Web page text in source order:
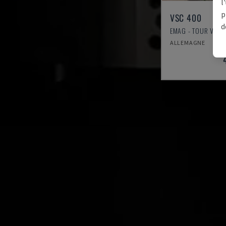
VSC 400
EMAG - TOUR
ALLEMAGNE